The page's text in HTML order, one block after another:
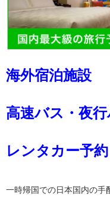
海外宿泊施設
高速バス・夜
レンタカー予約
一時帰国での日本国内の手